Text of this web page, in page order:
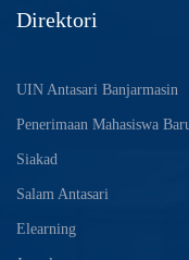
Direktori
UIN Antasari Banjarmasin
Penerimaan Mahasiswa
Siakad
Salam Antasari
Elearning